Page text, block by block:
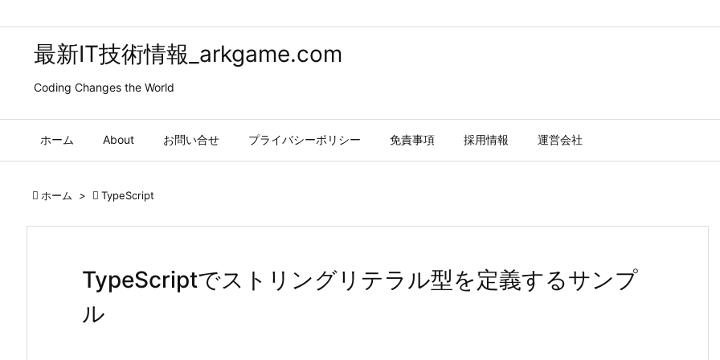
最新IT技術情報_arkgame.com
Coding Changes the World
ホーム About お問い合せ プライバシーポリシー 免責事項 採用情報 運営会社
 ホーム >  TypeScript
TypeScriptでストリングリテラル型を定義するサンプ
ル